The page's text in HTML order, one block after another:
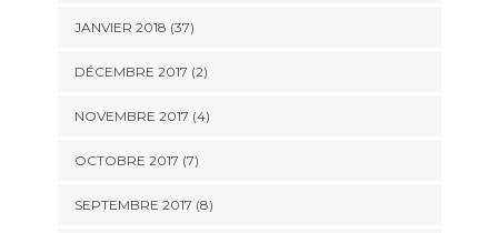
JANVIER 2018 (37)
DÉCEMBRE 2017 (2)
NOVEMBRE 2017 (4)
OCTOBRE 2017 (7)
SEPTEMBRE 2017 (8)